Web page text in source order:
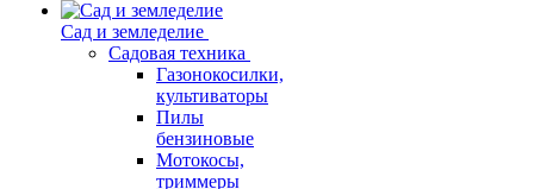
Сад и земледелие
Садовая техника
Газонокосилки,
культиваторы
Пилы
бензиновые
Мотокосы,
триммеры